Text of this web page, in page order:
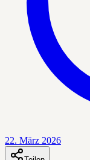
22. März 2026